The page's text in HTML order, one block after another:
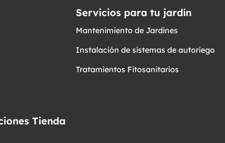
Servicios para tu jardín
Mantenimiento de Jardines
Instalación de sistemas de autoriego
Tratamientos Fitosanitarios
Tienda